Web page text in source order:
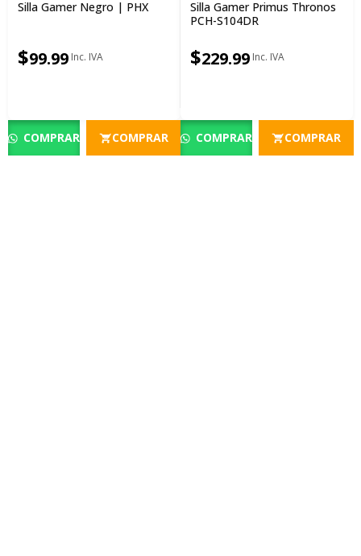
Silla Gamer Negro | PHX
$99.99
COMPRAR COMPRAR
Silla Gamer Primus Thronos
PCH-S104DR
$229.99
COMPRAR COMPRAR